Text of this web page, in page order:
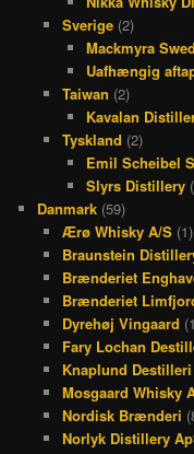
Sverige(2)
Mackmyra
Uafhængig
Taiwan (2)
Kavalan
Tyskland (2)
Emil Scheibel
Slyrs Distillery
Danmark (59)
Ærø Whisky A/S(1)
Braunstein
Brænderiet
Brænderiet
Dyrehøj Vingaard
Fary Lochan
Knaplund Destilleri
Mosgaard Whisky
Nordisk Brænderi
Norlyk Distillery